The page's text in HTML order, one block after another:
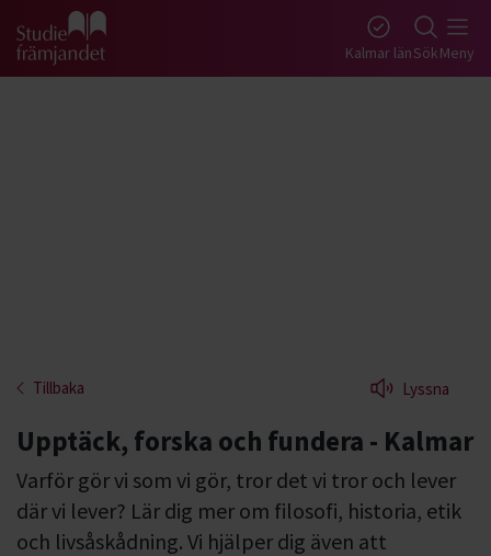
Gå till studiefrämjandets startsida Kalmar länSökMeny
Tillbaka Lyssna
Upptäck, forska och fundera - Kalmar
Varför gör vi som vi gör, tror det vi tror och lever
där vi lever? Lär dig mer om filosofi, historia, etik
och livsåskådning. Vi hjälper dig även att